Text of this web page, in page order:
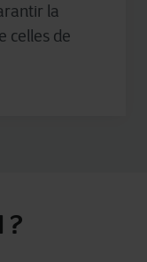
la
celles de
?